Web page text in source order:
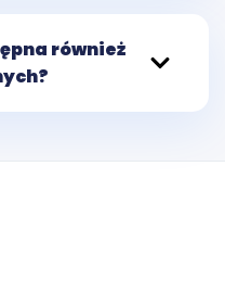
również